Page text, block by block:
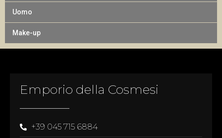
Uomo
Make-up
Emporio della Cosmesi
+39 045 715 6884